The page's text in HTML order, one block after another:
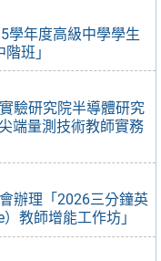
學年度高級中學學生
班」
驗研究院半導體研究
端量測技術教師實務
辦理「2026三分鐘英
教師增能工作坊」